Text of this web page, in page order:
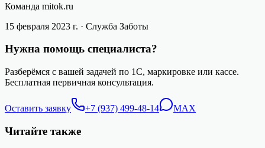
Команда mitok.ru
15 февраля 2023 г. · Служба Заботы
Нужна помощь специалиста?
Разберёмся с вашей задачей по 1С, маркировке или кассе.
Бесплатная первичная консультация.
Оставить заявку +7 (937) 499-48-14 MAX
Читайте также